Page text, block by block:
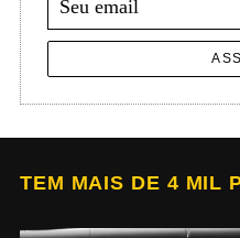
TEM MAIS DE 4 MIL